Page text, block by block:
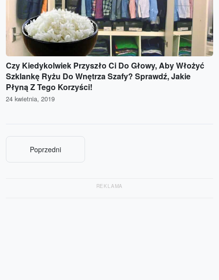
Czy Kiedykolwiek Przyszło Ci Do Głowy, Aby Włożyć
Szklankę Ryżu Do Wnętrza Szafy? Sprawdź, Jakie
Płyną Z Tego Korzyści!
24 kwietnia, 2019
Poprzedni
REKLAMA